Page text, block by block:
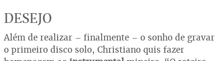
DESEJO
Além de realizar – finalmente – o sonho de gravar
o primeiro disco solo, Christiano quis fazer